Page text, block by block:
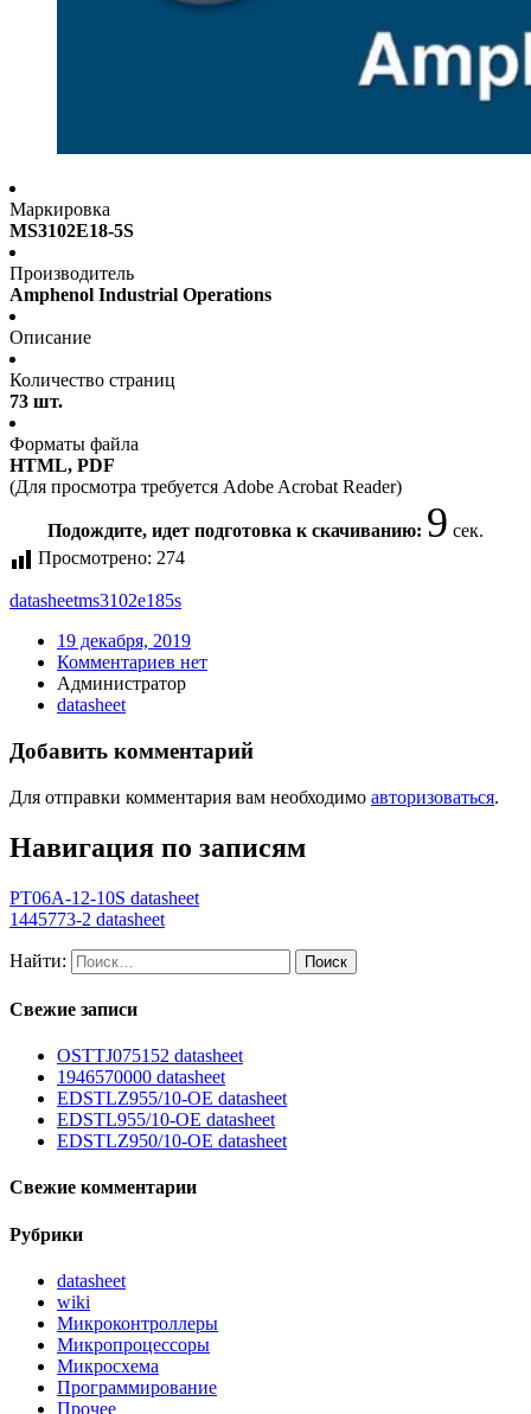
Маркировка
MS3102E18-5S
Производитель
Amphenol Industrial Operations
Описание
Количество страниц
73 шт.
Форматы файла
HTML, PDF
(Для просмотра требуется Adobe Acrobat Reader)
Подождите, идет подготовка к скачиванию: 9 сек.
Просмотрено: 274
datasheetms3102e185s
19 декабря, 2019
Комментариев нет
Администратор
datasheet
Добавить комментарий
Для отправки комментария вам необходимо авторизоваться.
Навигация по записям
PT06A-12-10S datasheet
1445773-2 datasheet
Найти:
Свежие записи
OSTTJ075152 datasheet
1946570000 datasheet
EDSTLZ955/10-OE datasheet
EDSTL955/10-OE datasheet
EDSTLZ950/10-OE datasheet
Свежие комментарии
Рубрики
datasheet
wiki
Микроконтроллеры
Микропроцессоры
Микросхема
Программирование
Прочее